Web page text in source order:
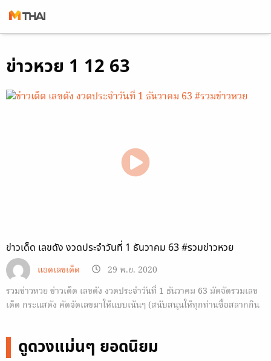
toข่าวหวย 1 12 63
ข่าวเด็ด เลขดัง งวดประจำวันที่ 1 ธันวาคม 63 #รวมข่าวหวย
แอดเลขเด็ด
29 พ.ย. 2020
รวมข่าวหวย ข่าวเด็ด เลขดัง งวดประจำวันที่ 1 ธันวาคม 63 มัดจัดรวมเลข
เด็ด กระแสดัง คัดจัดเลขมาให้แบบเน้นๆ (สนับสนุนให้ทุกท่านซื้อสลากกิน
วันที่ 1…
ดูดวงแม่นๆ ยอดนิยม